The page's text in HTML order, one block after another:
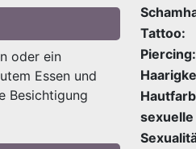
oder ein
Essen und
Besichtigung
Tattoo:
Piercing: